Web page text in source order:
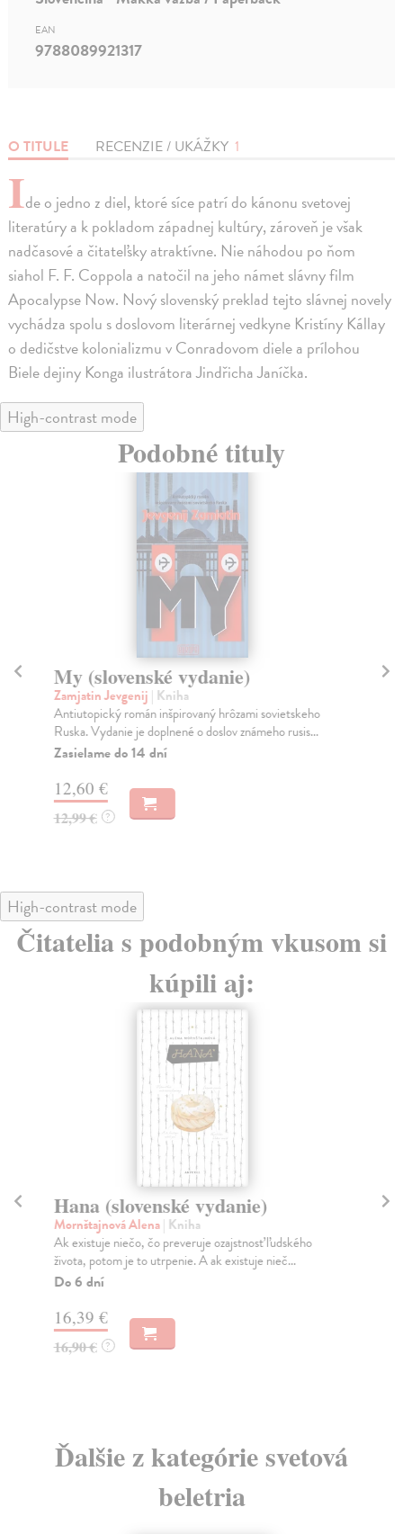
O TITULE RECENZIE / UKÁŽKY 1
Ide o jedno z diel, ktoré síce patrí do kánonu svetovej
literatúry a k pokladom západnej kultúry, zároveň je však
nadčasové a čitateľsky atraktívne. Nie náhodou po ňom
siahol F. F. Coppola a natočil na jeho námet slávny film
Apocalypse Now. Nový slovenský preklad tejto slávnej novely
vychádza spolu s doslovom literárnej vedkyne Kristíny Kállay
o dedičstve kolonializmu v Conradovom diele a prílohou
Biele dejiny Konga ilustrátora Jindřicha Janíčka.
EAN
9788089921317
High-contrast mode
Podobné tituly
My (slovenské vydanie)
Zamjatin Jevgenij | Kniha
Antiutopický román inšpirovaný hrôzami sovietskeho
Ruska. Vydanie je doplnené o doslov známeho rusis...
Zasielame do 14 dní
12,60 €
12,99 € ?
High-contrast mode
Čitatelia s podobným vkusom si
kúpili aj:
Hana (slovenské vydanie)
Mornštajnová Alena| Kniha
Ak existuje niečo, čo preveruje ozajstnosť ľudského
života, potom je to utrpenie. A ak existuje nieč...
Do 6 dní
16,39 €
16,90 € ?
Ďalšie z kategórie svetová
beletria